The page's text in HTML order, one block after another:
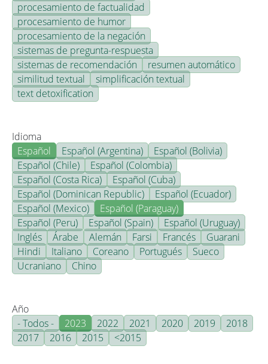
procesamiento de factualidad
procesamiento de humor
procesamiento de la negación
sistemas de pregunta-respuesta
sistemas de recomendación
resumen automático
similitud textual
simplificación textual
text detoxification
Idioma
Español
Español (Argentina)
Español (Bolivia)
Español (Chile)
Español (Colombia)
Español (Costa Rica)
Español (Cuba)
Español (Dominican Republic)
Español (Ecuador)
Español (Mexico)
Español (Paraguay)
Español (Peru)
Español (Spain)
Español (Uruguay)
Inglés
Árabe Alemán Farsi Francés
Guarani
Hindi
Italiano Coreano Portugués
Sueco
Ucraniano
Chino
Año
- Todos -
2023 2022 2021 2020 2019
2018
2017
2016 2015 <2015